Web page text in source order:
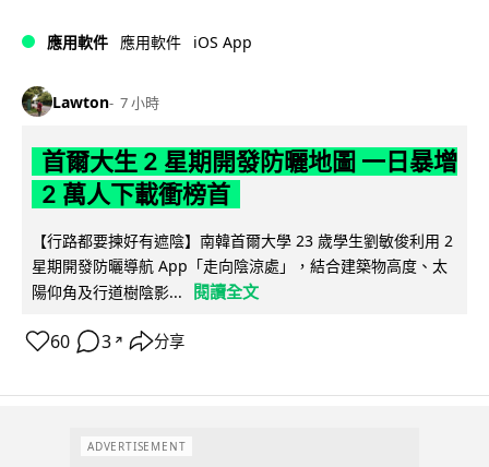
應用軟件 應用軟件 iOS App
Lawton 7 小時
首爾大生 2 星期開發防曬地圖 一日暴增
2 萬人下載衝榜首
【行路都要揀好有遮陰】南韓首爾大學 23 歲學生劉敏俊利用 2
星期開發防曬導航 App「走向陰涼處」，結合建築物高度、太
陽仰角及行道樹陰影...
閱讀全文
60 3 ↗ 分享
ADVERTISEMENT